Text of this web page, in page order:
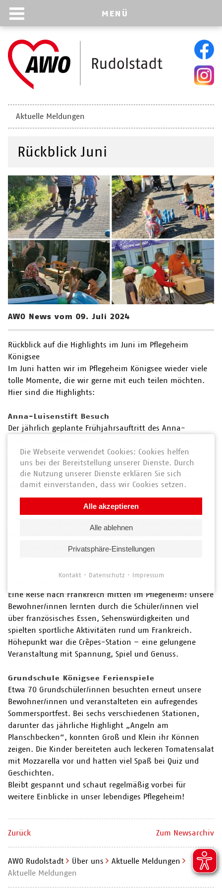
Navigation
überspringen
Aktuelle Meldungen
Rückblick Juni
AWO News vom 09. Juli 2024
Rückblick auf die Highlights im Juni im Pflegeheim
Königsee
Im Juni hatten wir im Pflegeheim Königsee wieder viele
tolle Momente, die wir gerne mit euch teilen möchten.
Hier sind die Highlights:
Anna-Luisenstift Besuch
Der jährlich geplante Frühjahrsauftritt des Anna-
Unsere Bewohner/innen lieben die Kinder, die meisten
von ihnen kommen nun schon das vierte Jahr zu uns.
Wir freuen uns schon jetzt auf ihr Adventsspiel oder
Weihnachtsprojekt.
Schlemmernachmittag
Ein köstlicher Nachmittag für unsere Bewohner/innen!
Geschmack etwas dabei. Ein echtes Highlight im
Eine Reise nach Frankreich mitten im Pflegeheim! Unsere
Bewohner/innen lernten durch die Schüler/innen viel
über französisches Essen, Sehenswürdigkeiten und
spielten sportliche Aktivitäten rund um Frankreich.
Höhepunkt war die Crêpes-Station – eine gelungene
Veranstaltung mit Spannung, Spiel und Genuss.
Grundschule Königsee Ferienspiele
Etwa 70 Grundschüler/innen besuchten erneut unsere
Bewohner/innen und veranstalteten ein aufregendes
Sommersportfest. Bei sechs verschiedenen Stationen,
darunter das jährliche Highlight „Angeln am
Planschbecken“, konnten Groß und Klein ihr Können
zeigen. Die Kinder bereiteten auch leckeren Tomatensalat
mit Mozzarella vor und hatten viel Spaß bei Quiz und
Geschichten.
Bleibt gespannt und schaut regelmäßig vorbei für
weitere Einblicke in unser lebendiges Pflegeheim!
Zurück Zum Newsarchiv
AWO Rudolstadt Über uns
Aktuelle Meldungen
Aktuelle Meldungen
Die Webseite verwendet Cookies: Cookies helfen
uns bei der Bereitstellung unserer Dienste. Durch
die Nutzung unserer Dienste erklären Sie sich
damit einverstanden, dass wir Cookies setzen.
Alle akzeptieren
Alle ablehnen
Privatsphäre-Einstellungen
Kontakt Datenschutz Impressum
MENÜ